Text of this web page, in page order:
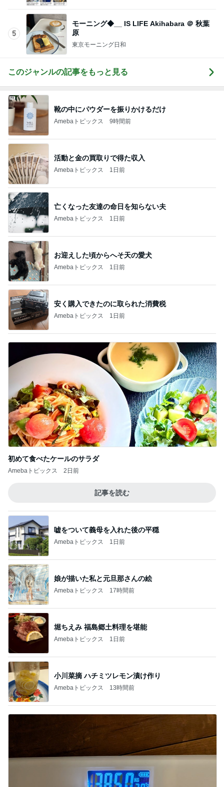
5
モーニング◆__ IS LIFE Akihabara ＠ 秋葉
原
東京モーニング日和
このジャンルの記事をもっと見る
靴の中にパウダーを振りかけるだけ
Amebaトピックス 9時間前
活動と金の買取りで得た収入
Amebaトピックス 1日前
亡くなった友達の命日を知らない夫
Amebaトピックス 1日前
お迎えした頃からへそ天の愛犬
Amebaトピックス 1日前
安く購入できたのに取られた消費税
Amebaトピックス 1日前
初めて食べたケールのサラダ
Amebaトピックス 2日前
記事を読む
嘘をついて義母を入れた後の平穏
Amebaトピックス 1日前
娘が描いた私と元旦那さんの絵
Amebaトピックス 17時間前
堀ちえみ 福島郷土料理を堪能
Amebaトピックス 1日前
小川菜摘 ハチミツレモン漬け作り
Amebaトピックス 13時間前